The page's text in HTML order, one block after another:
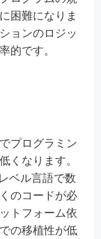
困難になりま
ョンのロジッ
的です。
プログラミン
くなります。
ベル言語で数
のコードが必
トフォーム依
の移植性が低